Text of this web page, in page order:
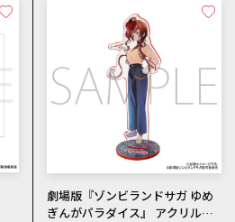
劇場版『ゾンビランドサガ ゆめ
ぎんがパラダイス』 アクリルス